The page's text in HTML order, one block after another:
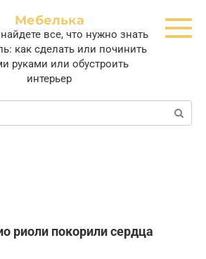
Мебелька
все, что нужно знать
как сделать или починить
руками или обустроить
интерьер
риоли покорили сердца